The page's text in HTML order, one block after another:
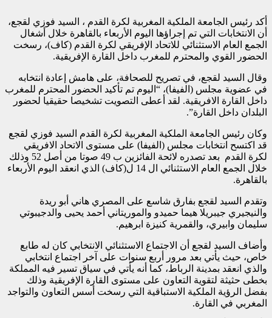
أكد رئيس الجامعة الملكية المغربية لكرة القدم ، السيد فوزي لقجع،
أن الانتخابات التي تم إجراؤها اليوم الأربعاء بالقاهرة خلال أشغال
الجمع العام الاستثنائي للاتحاد الإفريقي لكرة القدم (كاف)، رسخت
الحضور القوي والمحترم للمغرب داخل القارة الإفريقية.
وقال السيد لقجع، في تصريح للصحافة، على هامش إعادة انتخابه
في عضوية مجلس (الفيفا)، “اليوم تم تأكيد الحضور المحترم للمغرب
داخل القارة الافريقية. لقد أعطى التصويت تشخيصا حقيقيا لحضور
البلدان داخل القارة”.
وكان رئيس الجامعة الملكية المغربية لكرة القدم السيد فوزي لقجع
قد اكتسح انتخابات مجلس (الفيفا) على مستوى الاتحاد الافريقي
لكرة القدم بعد تصدره لائحة الفائزين ب 49 صوتا من أصل 52 وذلك
خلال الجمع العام الاستثنائي ال 14 ل(كاف) الذي انعقد اليوم الأربعاء
بالقاهرة.
وتقدم السيد لقجع بفارق شاسع على المصري هاني أبو ريدة
والنيجيري جيبريلا هيما حميدو والموريتاني أحمد يحيى والدجيبوتي
سليمان وابيري، والقمرية كنيزة ابرهيم.
وأضاف السيد لقجع أن الاجتماع الاستثنائي الانتخابي كان له طابع
خاص، حيث يأتي بعد مرور أربع سنوات على آخر اجتماع انتخابي
والذي انعقد بمدينة الرباط، كما أنه يأتي في سياق تسير فيه المملكة
بخطى حثيثة لتقوية التعاون على مستوى القارة الإفريقية وذلك
بفضل الرؤية الملكية الاستباقية التي رسخت أسس التعاون والتواجد
المغربي في القارة.